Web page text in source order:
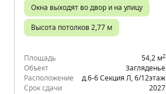
Окна выходят во двор и на улицу
Высота потолков 2,77 м
Площадь 54,2 м2
Объект
Загляденье
Расположение
д.6-6 Секция Л 6/12этаж
Срок сдачи
2027